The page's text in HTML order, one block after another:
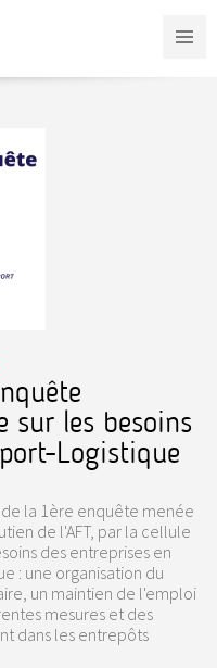
sur les besoins
Logistique
la 1ère enquête menée
de l'AFT, par la cellule
des entreprises en
: une organisation du
un maintien de l'emploi
mesures et des
dans les entrepôts